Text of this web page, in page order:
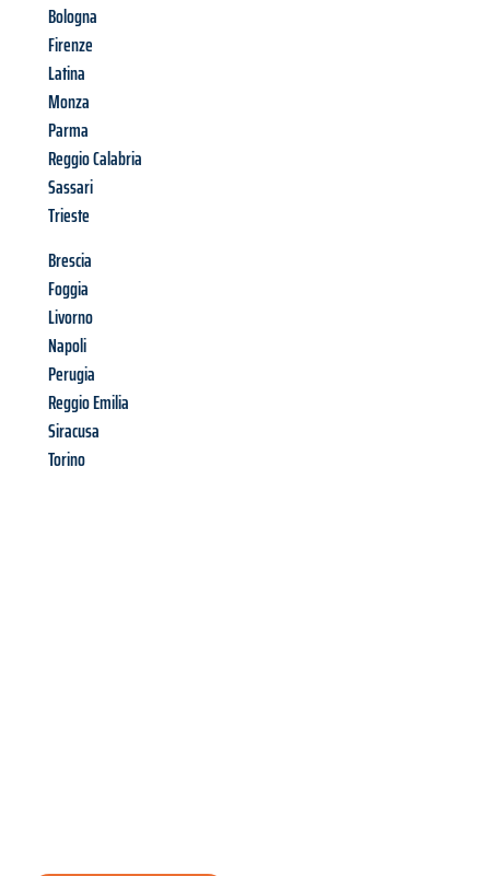
Bologna
Firenze
Latina
Monza
Parma
Reggio Calabria
Sassari
Trieste
Brescia
Foggia
Livorno
Napoli
Perugia
Reggio Emilia
Siracusa
Torino